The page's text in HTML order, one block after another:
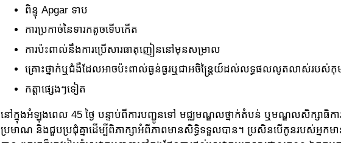
ពិន្ទុ Apgar ទាប
ការប្រកាច់នៃទារកតូច​ទើបកើត
ការប៉ះពាល់នឹងការប្រើសារធាតុញៀននៅមុនសម្រាល
គ្រោះថ្នាក់ឬជំងឺដែលអាចប៉ះពាល់ធ្ងន់ធ្ងរឬជាអចិន្រ្តៃយ៍ដល់លទ្ធផលលូតលាស់របស់កុ
កត្តាផ្សេងៗទៀត
នៅក្នុងអំឡុងពេល 45 ថ្ងៃ បន្ទាប់ពីការបញ្ជូនទៅ មជ្ឈមណ្ឌលថ្នាក់តំបន់ ឬមណ្ឌលសិក្សាធិការត្
ប្រមាណ និងជួបប្រជុំគ្នាដើម្បីពិភាក្សាអំពីភាពមានសិទ្ធិទទួលបាន។ ប្រសិនបើកូនរបស់អ្នកម